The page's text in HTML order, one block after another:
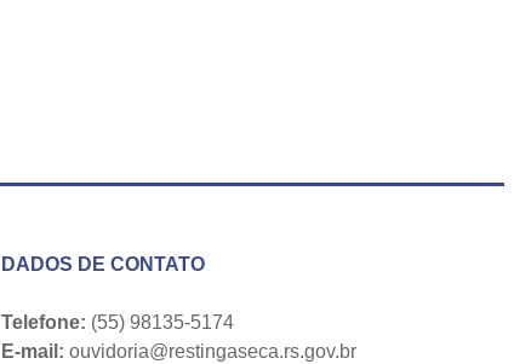
DADOS DE CONTATO
Telefone: (55) 98135-5174
E-mail: ouvidoria@restingaseca.rs.gov.br